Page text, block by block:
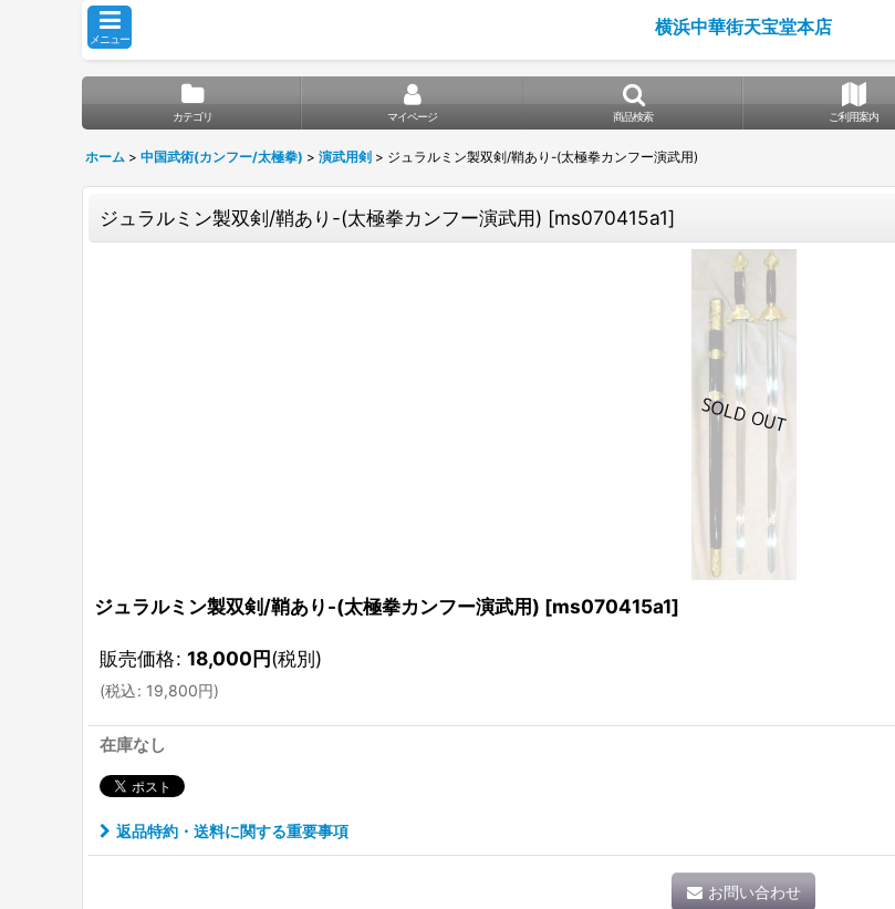
メニュー
横浜中華街天宝堂本店
カテゴリ マイページ 商品検索 ご利用案内
ホーム > 中国武術(カンフー/太極拳) > 演武用剣 > ジュラルミン製双剣/鞘あり-(太極拳カンフー演武用)
ジュラルミン製双剣/鞘あり-(太極拳カンフー演武用) [ms070415a1]
ジュラルミン製双剣/鞘あり-(太極拳カンフー演武用) [ms070415a1]
販売価格: 18,000円(税別)
(税込: 19,800円)
在庫なし
返品特約・送料に関する重要事項
お問い合わせ